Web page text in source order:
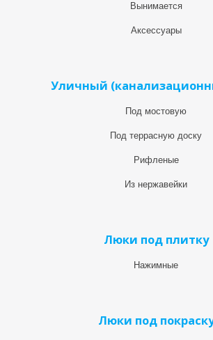
Вынимается
Аксессуары
Уличный
Под мостовую
Под террасную доску
Рифленые
Из нержавейки
Люки под плитку
Нажимные
Люки под